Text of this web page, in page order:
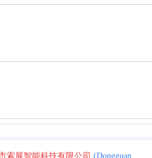
索展智能科技有限公司 (Dongguan